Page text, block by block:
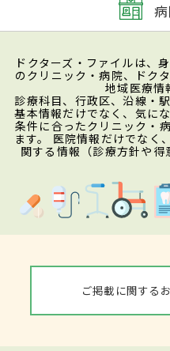
ドクターズ・ファイルは、
のクリニック・病院、ドク
地域医療情
診療科目、行政区、沿線・
基本情報だけでなく、気に
条件に合ったクリニック・
ます。 医院情報だけでなく
関する情報（診療方針や得
ご掲載に関する